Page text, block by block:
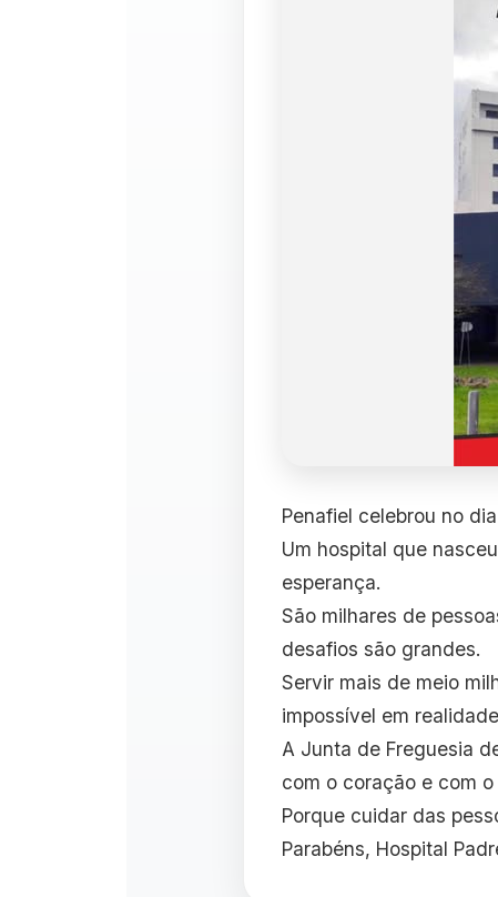
Penafiel celebrou no
Um hospital que
esperança.
São milhares de
desafios são grandes.
Servir mais de meio
impossível em
A Junta de Freguesia
com o coração e com o
Porque cuidar das
Parabéns, Hospital